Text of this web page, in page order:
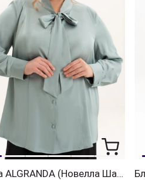
Блузка ALGRANDA (Новелла Шарм) 4087-2